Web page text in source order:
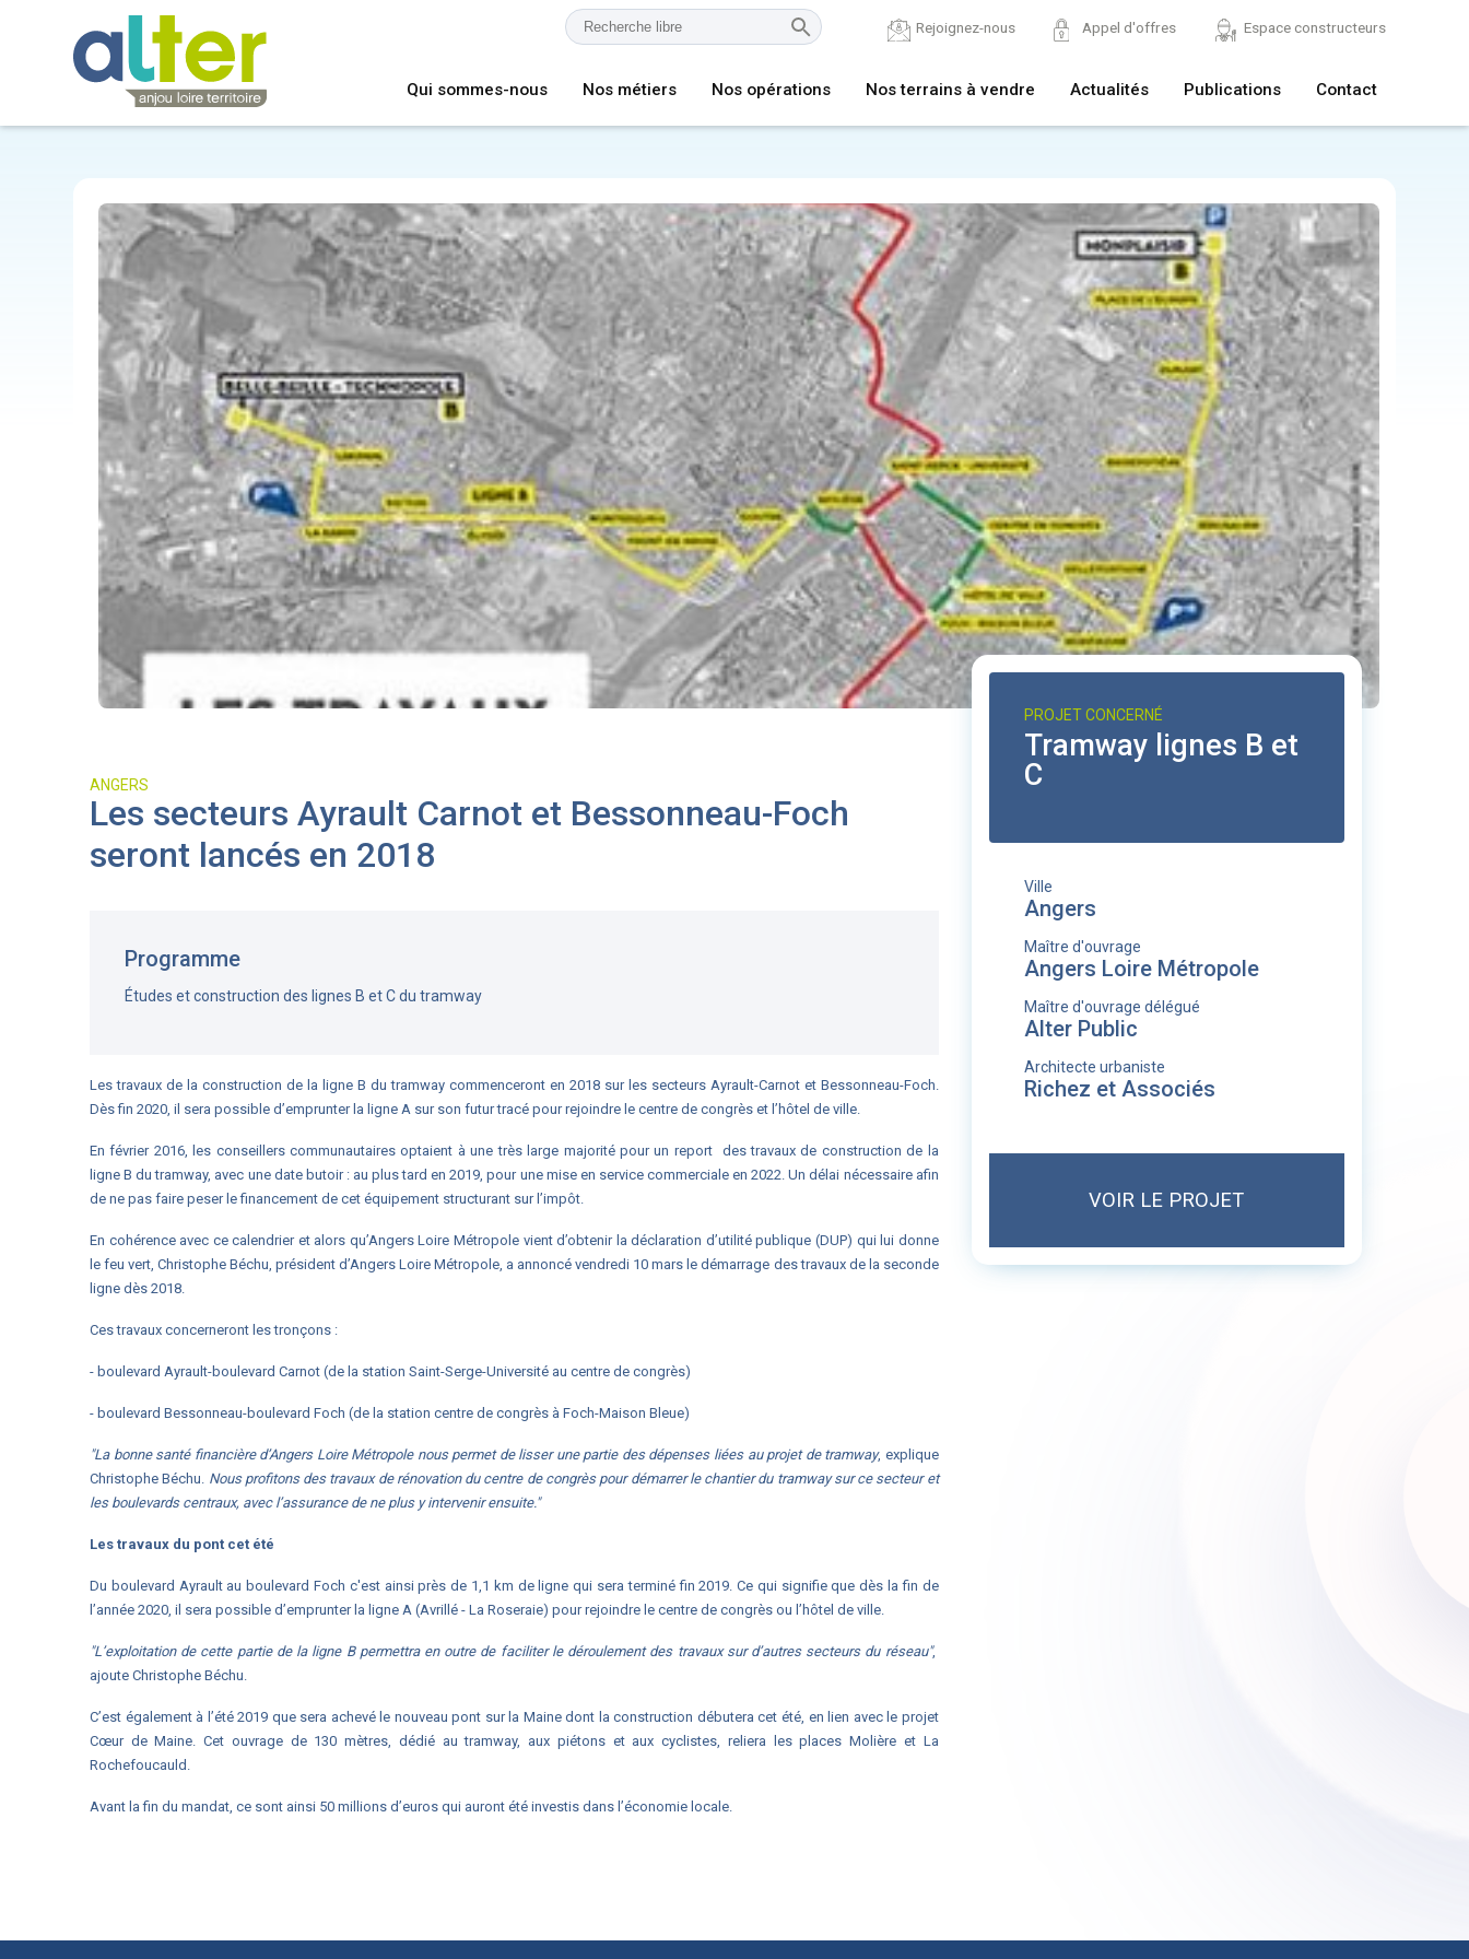
Rejoignez-nous Appel d'offres Espace constructeurs
Qui sommes-nous Nos métiers Nos opérations Nos terrains à vendre Actualités Publications Contact
ANGERS
Les secteurs Ayrault Carnot et Bessonneau-Foch
seront lancés en 2018
Programme
Études et construction des lignes B et C du tramway
Les travaux de la construction de la ligne B du tramway commenceront en 2018 sur les secteurs Ayrault-Carnot et Bessonneau-Foch.
Dès fin 2020, il sera possible d’emprunter la ligne A sur son futur tracé pour rejoindre le centre de congrès et l’hôtel de ville.
En février 2016, les conseillers communautaires optaient à une très large majorité pour un report des travaux de construction de la
ligne B du tramway, avec une date butoir : au plus tard en 2019, pour une mise en service commerciale en 2022. Un délai nécessaire afin
de ne pas faire peser le financement de cet équipement structurant sur l’impôt.
En cohérence avec ce calendrier et alors qu’Angers Loire Métropole vient d’obtenir la déclaration d’utilité publique (DUP) qui lui donne
le feu vert, Christophe Béchu, président d’Angers Loire Métropole, a annoncé vendredi 10 mars le démarrage des travaux de la seconde
ligne dès 2018.
Ces travaux concerneront les tronçons :
- boulevard Ayrault-boulevard Carnot (de la station Saint-Serge-Université au centre de congrès)
- boulevard Bessonneau-boulevard Foch (de la station centre de congrès à Foch-Maison Bleue)
"La bonne santé financière d’Angers Loire Métropole nous permet de lisser une partie des dépenses liées au projet de tramway, explique
Christophe Béchu. Nous profitons des travaux de rénovation du centre de congrès pour démarrer le chantier du tramway sur ce secteur et
les boulevards centraux, avec l’assurance de ne plus y intervenir ensuite."
Les travaux du pont cet été
Du boulevard Ayrault au boulevard Foch c'est ainsi près de 1,1 km de ligne qui sera terminé fin 2019. Ce qui signifie que dès la fin de
l’année 2020, il sera possible d’emprunter la ligne A (Avrillé - La Roseraie) pour rejoindre le centre de congrès ou l’hôtel de ville.
"L’exploitation de cette partie de la ligne B permettra en outre de faciliter le déroulement des travaux sur d’autres secteurs du réseau",
ajoute Christophe Béchu.
C’est également à l’été 2019 que sera achevé le nouveau pont sur la Maine dont la construction débutera cet été, en lien avec le projet
Cœur de Maine. Cet ouvrage de 130 mètres, dédié au tramway, aux piétons et aux cyclistes, reliera les places Molière et La
Rochefoucauld.
Avant la fin du mandat, ce sont ainsi 50 millions d’euros qui auront été investis dans l’économie locale.
PROJET CONCERNÉ
Tramway lignes B et
C
Ville
Angers
Maître d'ouvrage
Angers Loire Métropole
Maître d'ouvrage délégué
Alter Public
Architecte urbaniste
Richez et Associés
VOIR LE PROJET